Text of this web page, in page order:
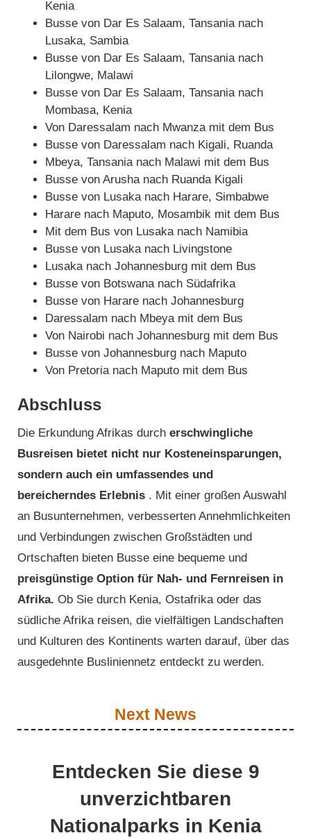
Kenia
Busse von Dar Es Salaam, Tansania nach
Lusaka, Sambia
Busse von Dar Es Salaam, Tansania nach
Lilongwe, Malawi
Busse von Dar Es Salaam, Tansania nach
Mombasa, Kenia
Von Daressalam nach Mwanza mit dem Bus
Busse von Daressalam nach Kigali, Ruanda
Mbeya, Tansania nach Malawi mit dem Bus
Busse von Arusha nach Ruanda Kigali
Busse von Lusaka nach Harare, Simbabwe
Harare nach Maputo, Mosambik mit dem Bus
Mit dem Bus von Lusaka nach Namibia
Busse von Lusaka nach Livingstone
Lusaka nach Johannesburg mit dem Bus
Busse von Botswana nach Südafrika
Busse von Harare nach Johannesburg
Daressalam nach Mbeya mit dem Bus
Von Nairobi nach Johannesburg mit dem Bus
Busse von Johannesburg nach Maputo
Von Pretoria nach Maputo mit dem Bus
Abschluss
Die Erkundung Afrikas durch erschwingliche
Busreisen bietet nicht nur Kosteneinsparungen,
sondern auch ein umfassendes und
bereicherndes Erlebnis . Mit einer großen Auswahl
an Busunternehmen, verbesserten Annehmlichkeiten
und Verbindungen zwischen Großstädten und
Ortschaften bieten Busse eine bequeme und
preisgünstige Option für Nah- und Fernreisen in
Afrika. Ob Sie durch Kenia, Ostafrika oder das
südliche Afrika reisen, die vielfältigen Landschaften
und Kulturen des Kontinents warten darauf, über das
ausgedehnte Busliniennetz entdeckt zu werden.
Next News
Entdecken Sie diese 9
unverzichtbaren
Nationalparks in Kenia